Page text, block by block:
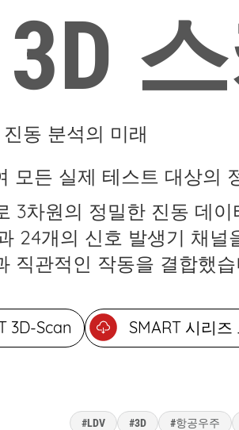
진동 분석의 미래
모든 실제 테스트 대상의
3차원의 정밀한 진동 데
24개의 신호 발생기 채
직관적인 작동을 결합했습
3D-Scan SMART 시리즈
#LDV #3D #항공우주